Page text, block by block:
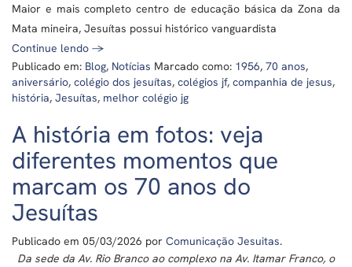
Maior e mais completo centro de educação básica da Zona da
Mata mineira, Jesuítas possui histórico vanguardista
Continue lendo →
Publicado em: Blog, Notícias Marcado como: 1956, 70 anos,
aniversário, colégio dos jesuítas, colégios jf, companhia de jesus,
história, Jesuítas, melhor colégio jg
A história em fotos: veja
diferentes momentos que
marcam os 70 anos do
Jesuítas
Publicado em 05/03/2026 por Comunicação Jesuitas.
Da sede da Av. Rio Branco ao complexo na Av. Itamar Franco, o